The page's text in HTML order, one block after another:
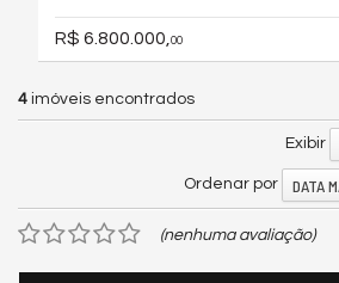
R$ 6.800.000,00
4 imóveis encontrados
Exibir
Ordenar por DATA
(nenhuma avaliação)